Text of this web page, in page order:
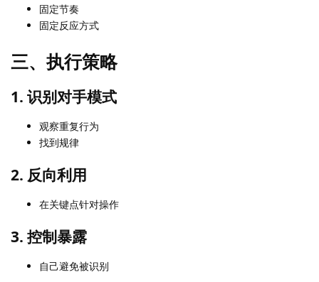
固定节奏
固定反应方式
三、执行策略
1. 识别对手模式
观察重复行为
找到规律
2. 反向利用
在关键点针对操作
3. 控制暴露
自己避免被识别